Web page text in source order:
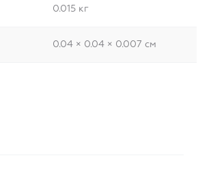
0.015 кг
0.04 × 0.04 × 0.007 см